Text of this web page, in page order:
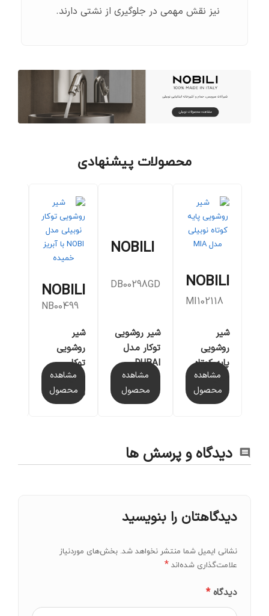
نیز نقش مهمی در جلوگیری از نشتی دارند.
محصولات پیشنهادی
NOBILI
MI102118
شیر
روشویی
پایه کوتاه
مدل MIAمشاهده
محصول
NOBILI
DB00298GD
شیر روشویی
توکار مدل
DUBAI
مشاهده
محصول
NOBILI
NB00499
شیر
روشویی
توکار
خمیده
مدل NOBI
مشاهده
محصول
دیدگاه و پرسش ها
دیدگاهتان را بنویسید
نشانی ایمیل شما منتشر نخواهد شد. بخش‌های موردنیاز
علامت‌گذاری شده‌اند *
دیدگاه*